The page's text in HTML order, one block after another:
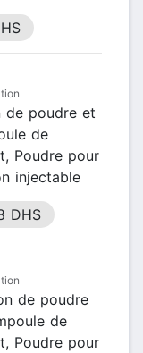
de poudre et
de
Poudre pour
injectable
DHS
de poudre
de
Poudre pour